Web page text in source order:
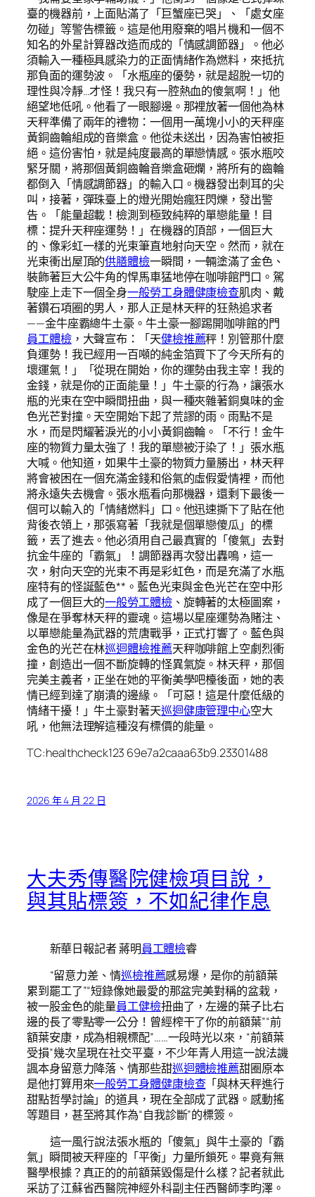
臺的機器前，上面貼滿了「巨蟹座已哭」、「處女座
勿碰」等警告標籤。這是他用廢棄的唱片機和一個不
知名的外星計算器改造而成的「情感調節器」。他必
須輸入一種極具感染力的正面情緒作為燃料，來抵抗
那負面的運勢波。「水瓶座的優勢，就是超脫一切的
理性與冷靜…才怪！我只有一腔熱血的傻氣啊！」他
絕望地低吼。他看了一眼腳邊。那裡放著一個他為林
天秤準備了兩年的禮物：一個用一萬塊小小的天秤座
黃銅齒輪組成的音樂盒。他從未送出，因為害怕被拒
絕。這份害怕，就是純度最高的單戀情感。張水瓶咬
緊牙關，將那個黃銅齒輪音樂盒砸爛，將所有的齒輪
都倒入「情感調節器」的輸入口。機器發出刺耳的尖
叫，接著，彈珠臺上的燈光開始瘋狂閃爍，發出警
告。「能量超載！檢測到極致純粹的單戀能量！目
標：提升天秤座運勢！」在機器的頂部，一個巨大
的、像彩虹一樣的光束筆直地射向天空。然而，就在
光束衝出屋頂的供膳體檢一瞬間，一輛塗滿了金色、
裝飾著巨大公牛角的悍馬車猛地停在咖啡館門口。駕
駛座上走下一個全身一般勞工身體健康檢查肌肉、戴
著鑽石項圈的男人，那人正是林天秤的狂熱追求者
——金牛座霸總牛土豪。牛土豪一腳踢開咖啡館的門
員工體檢，大聲宣布：「天健檢推薦秤！別管那什麼
負運勢！我已經用一百噸的純金箔買下了今天所有的
壞運氣！」「從現在開始，你的運勢由我主宰！我的
金錢，就是你的正面能量！」牛土豪的行為，讓張水
瓶的光束在空中瞬間扭曲，與一種夾雜著銅臭味的金
色光芒對撞。天空開始下起了荒謬的雨。雨點不是
水，而是閃耀著淚光的小小黃銅齒輪。「不行！金牛
座的物質力量太強了！我的單戀被汙染了！」張水瓶
大喊。他知道，如果牛土豪的物質力量勝出，林天秤
將會被困在一個充滿金錢和俗氣的虛假愛情裡，而他
將永遠失去機會。張水瓶看向那機器，還剩下最後一
個可以輸入的「情緒燃料」口。他迅速撕下了貼在他
背後衣領上，那張寫著「我就是個單戀傻瓜」的標
籤，丟了進去。他必須用自己最真實的「傻氣」去對
抗金牛座的「霸氣」！調節器再次發出轟鳴，這一
次，射向天空的光束不再是彩虹色，而是充滿了水瓶
座特有的怪誕藍色**。藍色光束與金色光芒在空中形
成了一個巨大的一般勞工體檢、旋轉著的太極圖案，
像是在爭奪林天秤的靈魂。這場以星座運勢為賭注、
以單戀能量為武器的荒唐戰爭，正式打響了。藍色與
金色的光芒在林巡迴體檢推薦天秤咖啡館上空劇烈衝
撞，創造出一個不斷旋轉的怪異氣旋。林天秤，那個
完美主義者，正坐在她的平衡美學吧檯後面，她的表
情已經到達了崩潰的邊緣。「可惡！這是什麼低級的
情緒干擾！」牛土豪對著天巡迴健康管理中心空大
吼，他無法理解這種沒有標價的能量。
TC:healthcheck123 69e7a2caaa63b9.23301488
2026 年 4 月 22 日
大夫秀傳醫院健檢項目說，
與其貼標簽，不如紀律作息
新華日報記者 蔣明員工體檢睿
“留意力差、情巡檢推薦感易爆，是你的前額葉
累到罷工了”“短錄像她最愛的那盆完美對稱的盆栽，
被一股金色的能量員工健檢扭曲了，左邊的葉子比右
邊的長了零點零一公分！曾經榨干了你的前額葉”“前
額葉安康，成為相親標配”……一段時光以來，“前額葉
受損”幾次呈現在社交平臺，不少年青人用這一說法譏
諷本身留意力降落、情那些甜巡迴體檢推薦甜圈原本
是他打算用來一般勞工身體健康檢查「與林天秤進行
甜點哲學討論」的道具，現在全部成了武器。感動搖
等題目，甚至將其作為“自我診斷”的標簽。
這一風行說法張水瓶的「傻氣」與牛土豪的「霸
氣」瞬間被天秤座的「平衡」力量所鎖死。畢竟有無
醫學根據？真正的的前額葉毀傷是什么樣？記者就此
采訪了江蘇省西醫院神經外科副主任西醫師李昀澤。